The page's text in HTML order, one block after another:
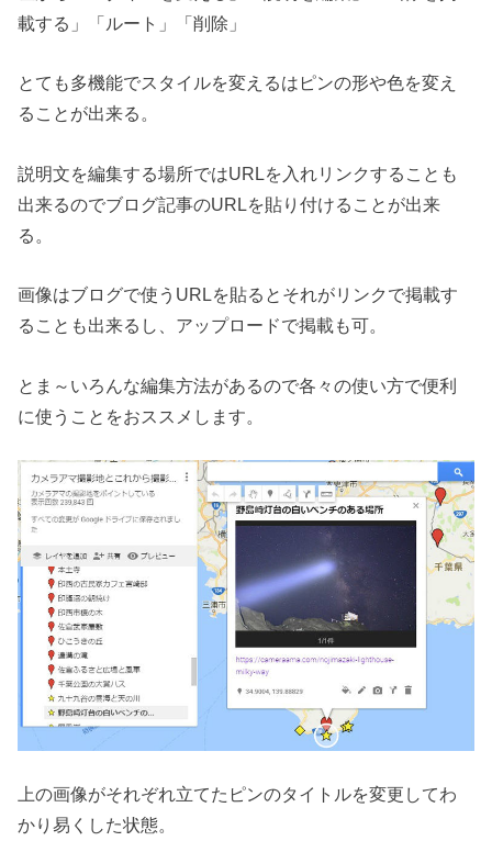
載する」「ルート」「削除」
とても多機能でスタイルを変えるはピンの形や色を変え
ることが出来る。
説明文を編集する場所ではURLを入れリンクすることも
出来るのでブログ記事のURLを貼り付けることが出来
る。
画像はブログで使うURLを貼るとそれがリンクで掲載す
ることも出来るし、アップロードで掲載も可。
とま～いろんな編集方法があるので各々の使い方で便利
に使うことをおススメします。
上の画像がそれぞれ立てたピンのタイトルを変更してわ
かり易くした状態。